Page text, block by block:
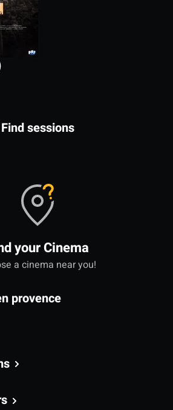
Find sessions
your Cinema
a cinema near you!
provence